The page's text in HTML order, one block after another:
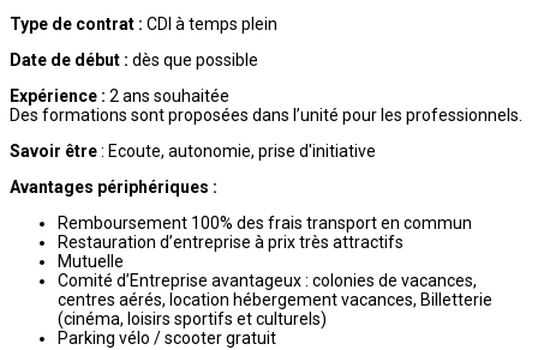
Type de contrat : CDI à temps plein
Date de début : dès que possible
Expérience : 2 ans souhaitée
Des formations sont proposées dans l’unité pour les professionnels.
Savoir être: Ecoute, autonomie, prise d'initiative
Avantages périphériques :
Remboursement 100% des frais transport en commun
Restauration d’entreprise à prix très attractifs
Mutuelle
Comité d’Entreprise avantageux : colonies de vacances,
centres aérés, location hébergement vacances, Billetterie
(cinéma, loisirs sportifs et culturels)
Parking vélo / scooter gratuit